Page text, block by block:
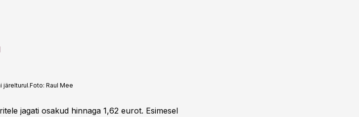
järelturul.Foto: Raul Mee
jagati osakud hinnaga 1,62 eurot. Esimesel